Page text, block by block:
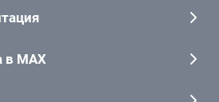
в MAX